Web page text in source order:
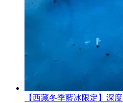
【西藏冬季藍冰限定】深